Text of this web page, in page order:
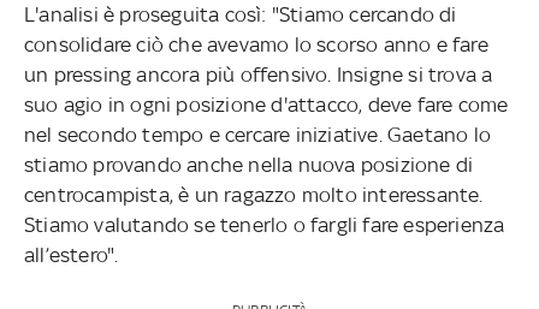
L'analisi è proseguita così: "Stiamo cercando di
consolidare ciò che avevamo lo scorso anno e fare
un pressing ancora più offensivo. Insigne si trova a
suo agio in ogni posizione d'attacco, deve fare come
nel secondo tempo e cercare iniziative. Gaetano lo
stiamo provando anche nella nuova posizione di
centrocampista, è un ragazzo molto interessante.
Stiamo valutando se tenerlo o fargli fare esperienza
all’estero".